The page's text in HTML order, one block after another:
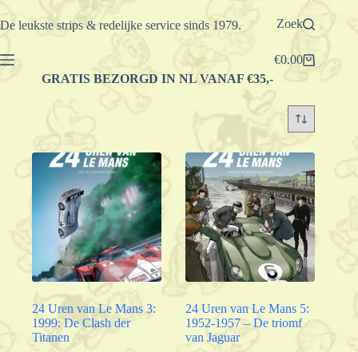
Ga
naar
De leukste strips & redelijke service sinds 1979. Zoek
Winkelwagen
€0.00
GRATIS BEZORGD IN NL VANAF €35,-
24 Uren van Le Mans 3:
1999: De Clash der
Titanen
24 Uren van Le Mans 5:
1952-1957 – De triomf
van Jaguar